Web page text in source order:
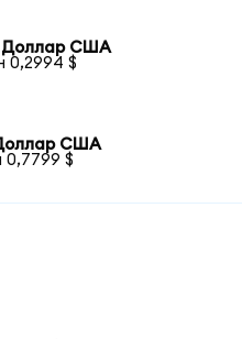
Доллар США
0,2994 $
Доллар США
0,7799 $